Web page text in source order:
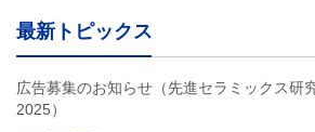
最新トピックス
広告募集のお知らせ（先進セラミックス研
2025）